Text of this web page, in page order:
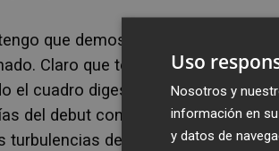
que demostrar con 37 años y
Claro que tengo que
el cuadro digestivo que lo apartó
del debut contra Ghana dentro
turbulencias de los últimos días
Uso
Nosotros y
información en
y datos de